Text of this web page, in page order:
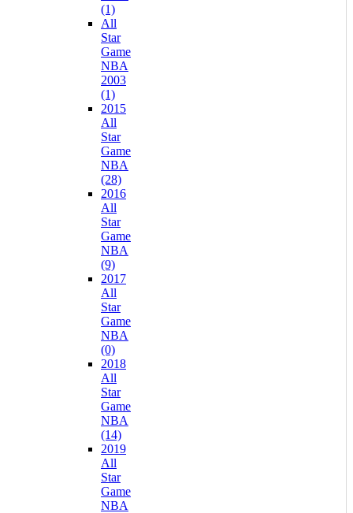
(1)
All
Star
Game
NBA
2003
(1)
2015
All
Star
Game
NBA
(28)
2016
All
Star
Game
NBA
(9)
2017
All
Star
Game
NBA
(0)
2018
All
Star
Game
NBA
(14)
2019
All
Star
Game
NBA